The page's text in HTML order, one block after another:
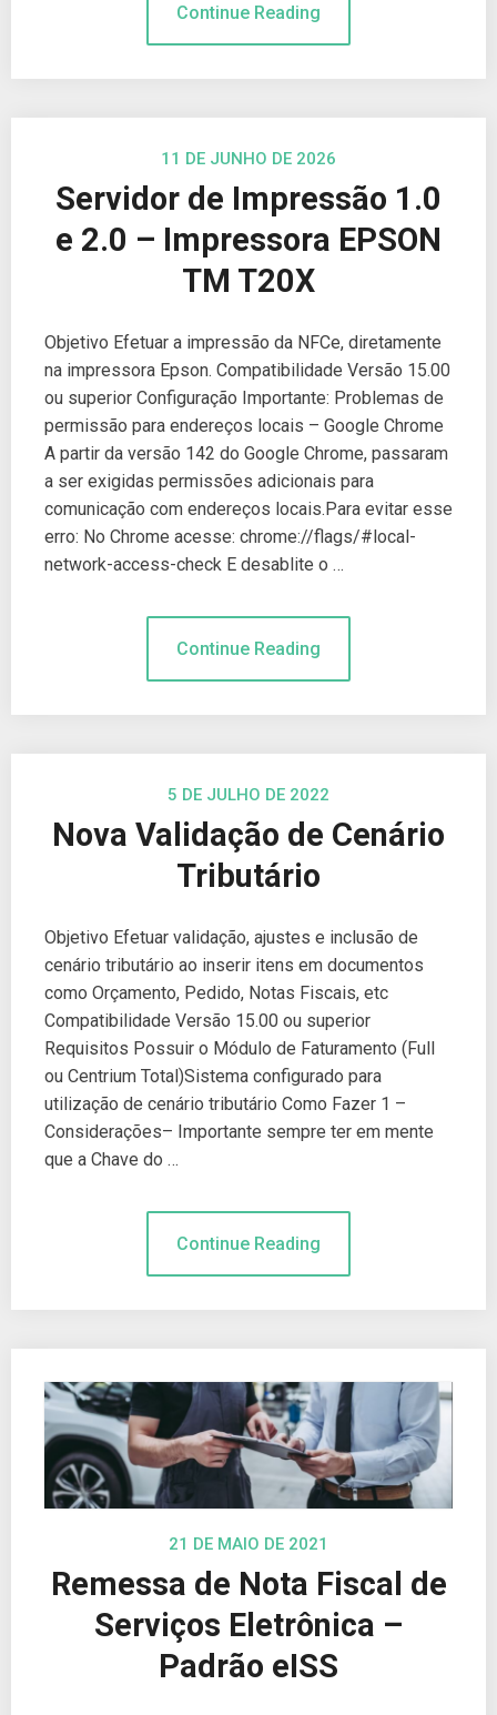
Continue Reading
11 DE JUNHO DE 2026
Servidor de Impressão 1.0
e 2.0 – Impressora EPSON
TM T20X
Objetivo Efetuar a impressão da NFCe, diretamente
na impressora Epson. Compatibilidade Versão 15.00
ou superior Configuração Importante: Problemas de
permissão para endereços locais – Google Chrome
A partir da versão 142 do Google Chrome, passaram
a ser exigidas permissões adicionais para
comunicação com endereços locais.Para evitar esse
erro: No Chrome acesse: chrome://flags/#local-
network-access-check E desablite o …
Continue Reading
5 DE JULHO DE 2022
Nova Validação de Cenário
Tributário
Objetivo Efetuar validação, ajustes e inclusão de
cenário tributário ao inserir itens em documentos
como Orçamento, Pedido, Notas Fiscais, etc
Compatibilidade Versão 15.00 ou superior
Requisitos Possuir o Módulo de Faturamento (Full
ou Centrium Total)Sistema configurado para
utilização de cenário tributário Como Fazer 1 –
Considerações– Importante sempre ter em mente
que a Chave do …
Continue Reading
21 DE MAIO DE 2021
Remessa de Nota Fiscal de
Serviços Eletrônica –
Padrão eISS